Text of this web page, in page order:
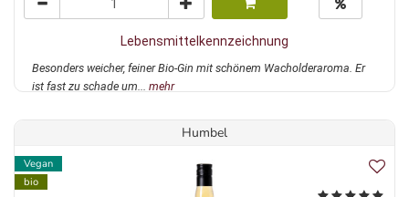
Lebensmittelkennzeichnung
Besonders weicher, feiner Bio-Gin mit schönem Wacholderaroma. Er
ist fast zu schade um... mehr
Humbel
Vegan
bio